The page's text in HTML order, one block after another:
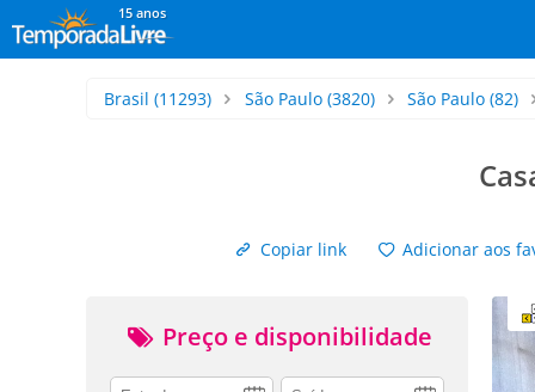
15 anos
Brasil (11293) São Paulo(3820) São Paulo (82)
Copiar link
Adicionar aos
Preço e disponibilidade